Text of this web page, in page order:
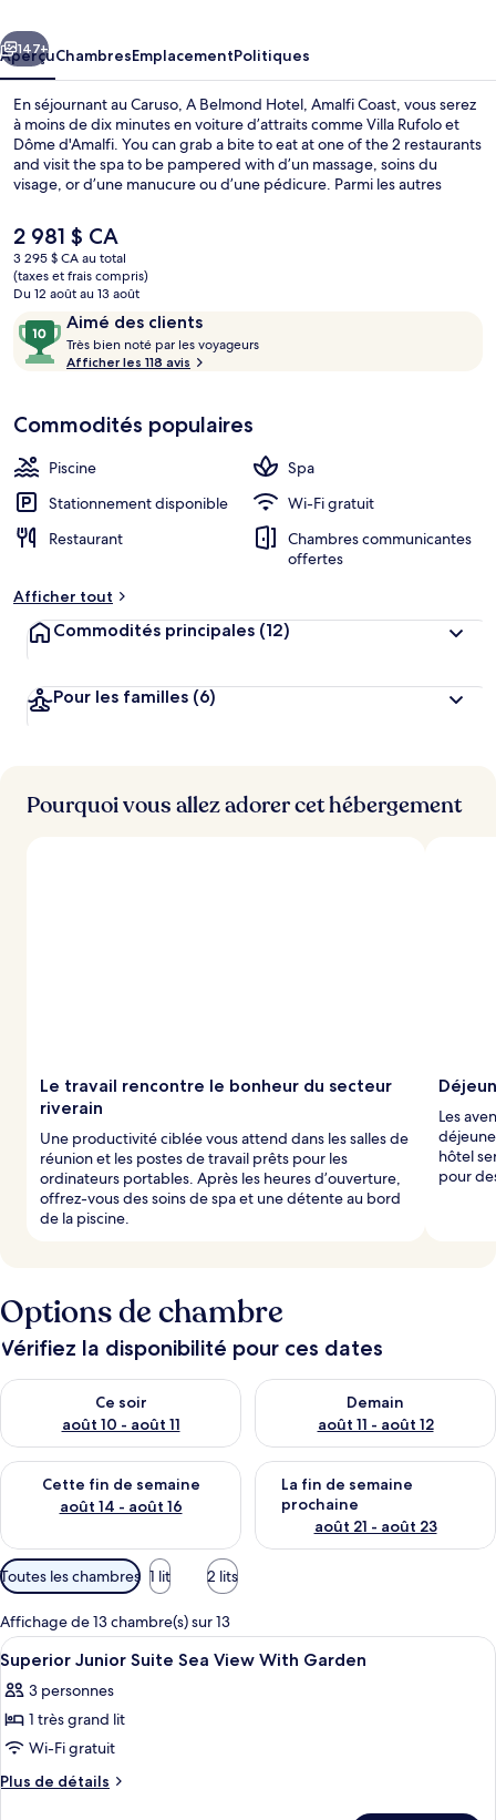
Hotel,
Amalfi
Coast
Suivant
147+
AperçuChambresEmplacementPolitiques
En séjournant au Caruso, A Belmond Hotel, Amalfi Coast, vous serez
à moins de dix minutes en voiture d’attraits comme Villa Rufolo et
Dôme d'Amalfi. You can grab a bite to eat at one of the 2 restaurants
and visit the spa to be pampered with d’un massage, soins du
visage, or d’une manucure ou d’une pédicure. Parmi les autres
extérieure, un bar attenant à la piscine et un centre d’entraînement.
Les autres voyageurs apprécient vraiment le personnel serviable.
Le
prix
actuel
est
de 2 981 $ CA
2 981 $ CA
3 295 $ CA au total
(taxes et frais compris)
Du 12 août au 13 août
Avis Aimé des clients
10
sur
10,
clients
Très bien noté par les voyageurs
i
e
n
n
p
r
v
Afficher les 118 avis
Commodités populaires
Piscine
Spa
Stationnement disponible
Wi-Fi gratuit
Restaurant
Chambres communicantes
offertes
Afficher tout
Commodités principales (12)
Pour les familles (6)
Pourquoi vous allez adorer cet hébergement
Le travail rencontre le bonheur du secteur
riverain
Une productivité ciblée vous attend dans les salles de
réunion et les postes de travail prêts pour les
ordinateurs portables. Après les heures d’ouverture,
offrez-vous des soins de spa et une détente au bord
de la piscine.
Les
hôtel
pour
Options de chambre
Vérifiez la disponibilité pour ces dates
Ce soir
août 10 - août 11
Vérifier la disponibilité pour ce soir août 10 - août 11
Demain
août 11 - août 12
Vérifier la disponibilité pour
Cette fin de semaine
août 14 - août 16
Vérifier la disponibilité pour cette fin de semaine août 14 -
La fin de semaine
prochaine
août 21 - août 23
Vérifier la disponibilité pour
Filtres
disponibles
pour
les
chambres
Toutes les chambres 1 lit 2 lits
Affichage de 13 chambre(s) sur 13
Afficher
toutes
les
photos
pour
ce
Aire de séjour | Téléviseur ACL de
5
Superior Junior Suite Sea View With Garden
3 personnes
1 très grand lit
Wi-Fi gratuit
Plus de détails
Plus